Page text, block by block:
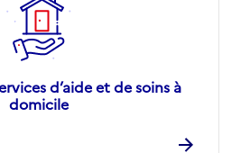
d’aide et de soins à
domicile